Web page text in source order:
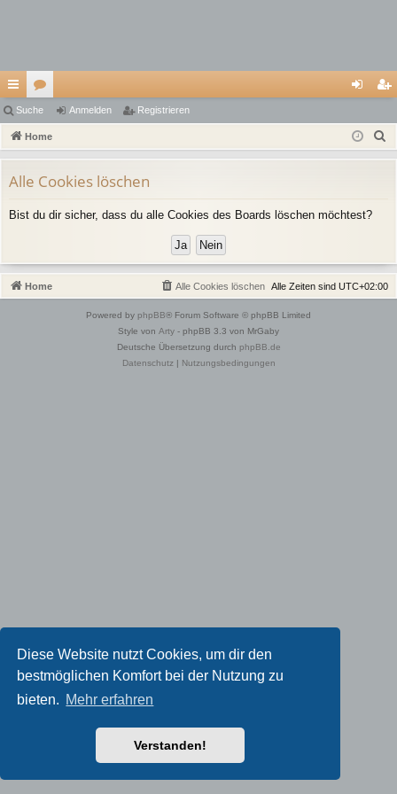
Diese Website nutzt Cookies, um dir den
bestmöglichen Komfort bei der Nutzung zu
bieten. Mehr erfahren
Verstanden!
ch
ne
ug
riff
or
en m
n
ist
Suche Anmelden Registrieren
Home
Alle Cookies löschen
Bist du dir sicher, dass du alle Cookies des Boards löschen möchtest?
Home Alle Zeiten sind UTC+02:00
Alle Cookies löschen
Powered by phpBB® Forum Software © phpBB Limited
Style von Arty - phpBB 3.3 von MrGaby
Deutsche Übersetzung durch phpBB.de
Datenschutz| Nutzungsbedingungen